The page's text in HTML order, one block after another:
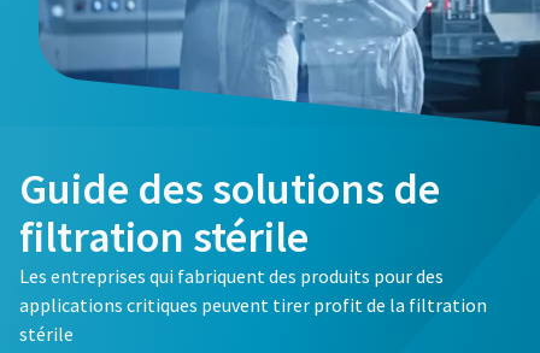
Guide des solutions de
filtration stérile
Les entreprises qui fabriquent des produits pour des
applications critiques peuvent tirer profit de la filtration
stérile
Vous souhaitez en savoir plus sur la façon dont vous
pouvez garantir la sécurité et la qualité de votre produit
en utilisant le filtre de procédé adapté à votre
application ?Remplissez le formulaire ci-dessous et l'un